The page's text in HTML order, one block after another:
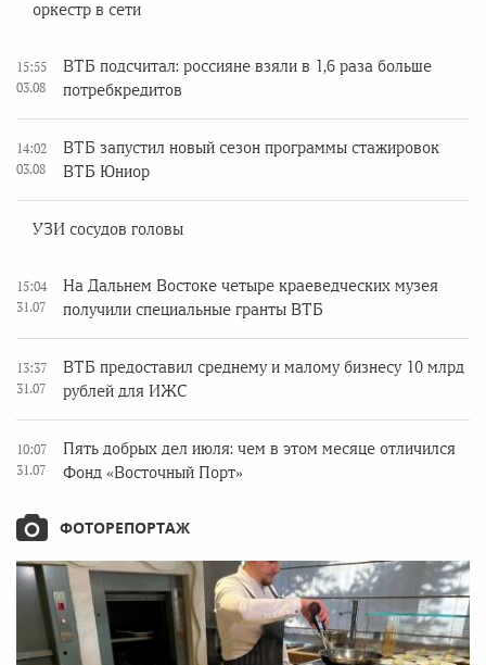
оркестр в сети
15:55
03.08
ВТБ подсчитал: россияне взяли в 1,6 раза больше
потребкредитов
14:02
03.08
ВТБ запустил новый сезон программы стажировок
ВТБ Юниор
УЗИ сосудов головы
15:04
31.07
На Дальнем Востоке четыре краеведческих музея
получили специальные гранты ВТБ
13:37
31.07
ВТБ предоставил среднему и малому бизнесу 10 млрд
рублей для ИЖС
10:07
31.07
Пять добрых дел июля: чем в этом месяце отличился
Фонд «Восточный Порт»
ФОТОРЕПОРТАЖ